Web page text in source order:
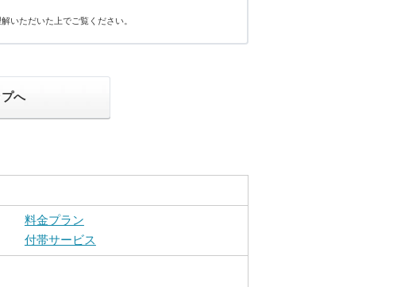
いただいた上でご覧ください。
へ
料金プラン
付帯サービス